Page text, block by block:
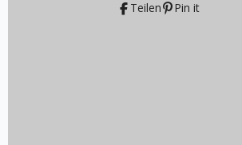
Teilen Pin it